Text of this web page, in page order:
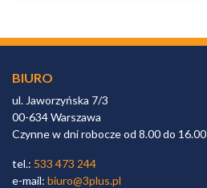
BIURO
ul. Jaworzyńska 7/3
00-634 Warszawa
Czynne w dni robocze od 8.00 do 16.00
tel.: 533 473 244
e-mail: biuro@3plus.pl